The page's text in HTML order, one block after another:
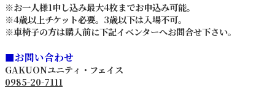
※お一人様1申し込み最大4枚までお申込み可能。
※4歳以上チケット必要。3歳以下は入場不可。
※車椅子の方は購入前に下記イベンターへお問合せ下さい。
■お問い合わせ
GAKUONユニティ・フェイス
0985-20-7111